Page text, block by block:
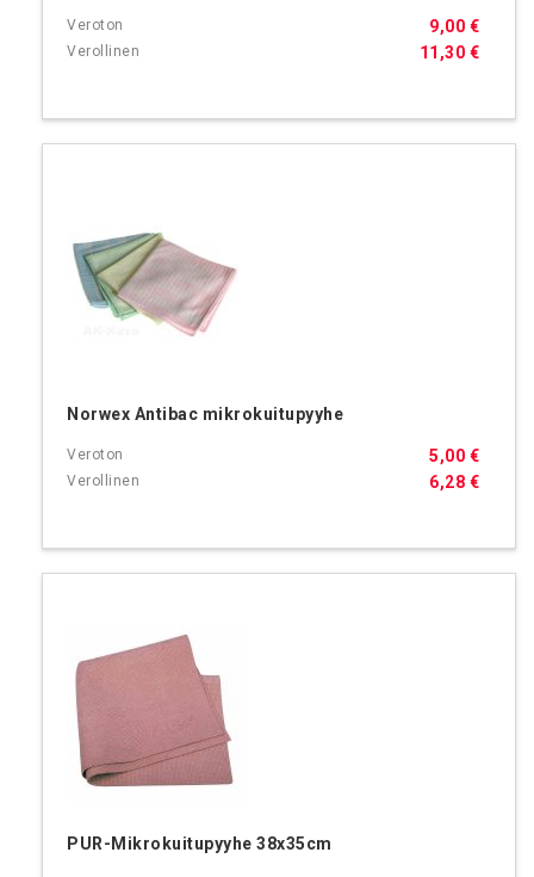
11,30 €
9,00 €
Norwex Antibac mikrokuitupyyhe
6,28 €
5,00 €
PUR-Mikrokuitupyyhe 38x35cm